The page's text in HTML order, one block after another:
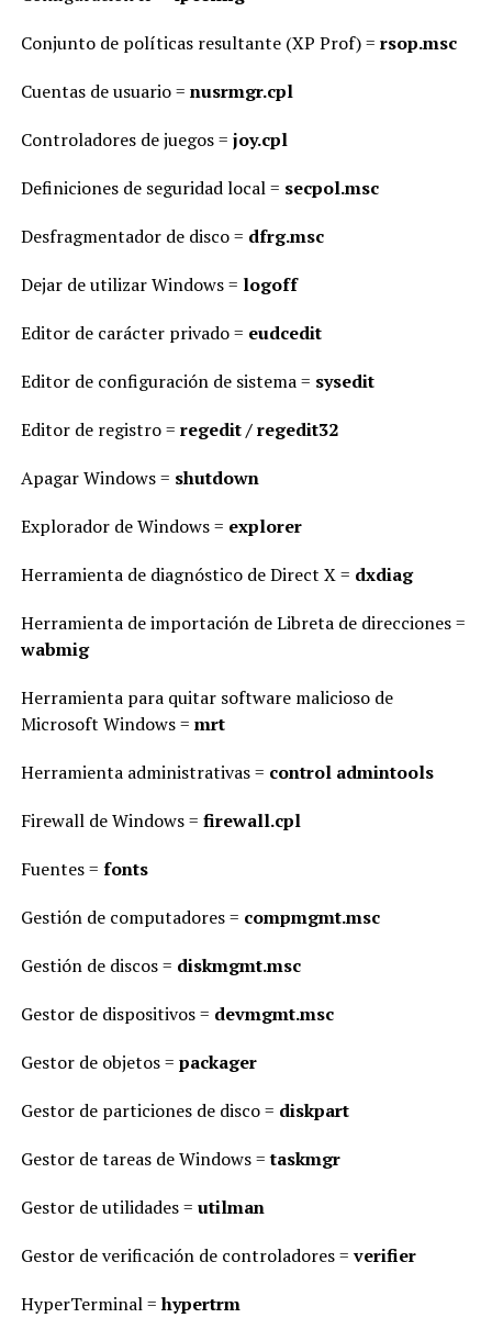
Conjunto de políticas resultante (XP Prof) = rsop.msc
Cuentas de usuario = nusrmgr.cpl
Controladores de juegos = joy.cpl
Definiciones de seguridad local = secpol.msc
Desfragmentador de disco = dfrg.msc
Dejar de utilizar Windows = logoff
Editor de carácter privado = eudcedit
Editor de configuración de sistema = sysedit
Editor de registro = regedit / regedit32
Apagar Windows = shutdown
Explorador de Windows = explorer
Herramienta de diagnóstico de Direct X = dxdiag
Herramienta de importación de Libreta de direcciones =
wabmig
Herramienta para quitar software malicioso de
Microsoft Windows = mrt
Herramienta administrativas = control admintools
Firewall de Windows = firewall.cpl
Fuentes = fonts
Gestión de computadores = compmgmt.msc
Gestión de discos = diskmgmt.msc
Gestor de dispositivos = devmgmt.msc
Gestor de objetos = packager
Gestor de particiones de disco = diskpart
Gestor de tareas de Windows =taskmgr
Gestor de utilidades = utilman
Gestor de verificación de controladores =verifier
HyperTerminal =hypertrm